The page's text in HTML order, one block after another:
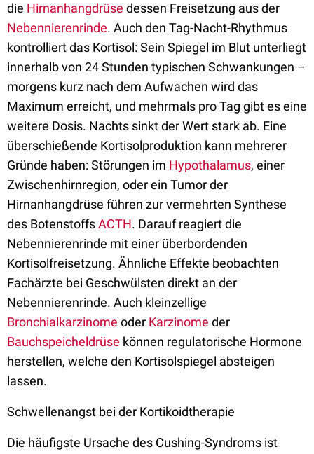
die Hirnanhangdrüse dessen Freisetzung aus der
Nebennierenrinde. Auch den Tag-Nacht-Rhythmus
kontrolliert das Kortisol: Sein Spiegel im Blut unterliegt
innerhalb von 24 Stunden typischen Schwankungen –
morgens kurz nach dem Aufwachen wird das
Maximum erreicht, und mehrmals pro Tag gibt es eine
weitere Dosis. Nachts sinkt der Wert stark ab. Eine
überschießende Kortisolproduktion kann mehrerer
Gründe haben: Störungen im Hypothalamus, einer
Zwischenhirnregion, oder ein Tumor der
Hirnanhangdrüse führen zur vermehrten Synthese
des BotenstoffsACTH. Darauf reagiert die
Nebennierenrinde mit einer überbordenden
Kortisolfreisetzung. Ähnliche Effekte beobachten
Fachärzte bei Geschwülsten direkt an der
Nebennierenrinde. Auch kleinzellige
Bronchialkarzinome oder Karzinome der
Bauchspeicheldrüse können regulatorische Hormone
herstellen, welche den Kortisolspiegel absteigen
lassen.
Schwellenangst bei der Kortikoidtherapie
Die häufigste Ursache des Cushing-Syndroms ist